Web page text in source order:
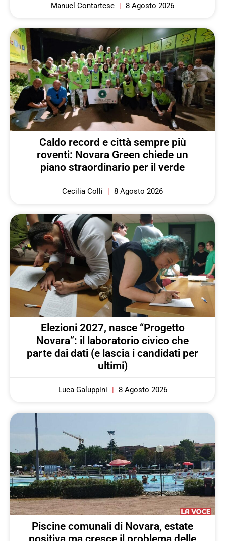
Manuel Contartese 8 Agosto 2026
Caldo record e città sempre più
roventi: Novara Green chiede un
piano straordinario per il verde
Cecilia Colli 8 Agosto 2026
Elezioni 2027, nasce “Progetto
Novara”: il laboratorio civico che
parte dai dati (e lascia i candidati per
ultimi)
Luca Galuppini 8 Agosto 2026
Piscine comunali di Novara, estate